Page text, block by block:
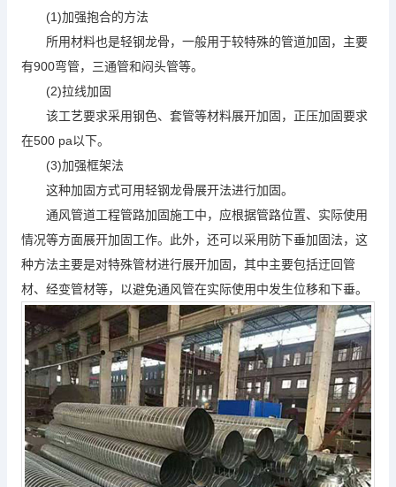
(1)加强抱合的方法
所用材料也是轻钢龙骨，一般用于较特殊的管道加固，主要
有900弯管，三通管和闷头管等。
(2)拉线加固
该工艺要求采用钢色、套管等材料展开加固，正压加固要求
在500 pa以下。
(3)加强框架法
这种加固方式可用轻钢龙骨展开法进行加固。
通风管道工程管路加固施工中，应根据管路位置、实际使用
情况等方面展开加固工作。此外，还可以采用防下垂加固法，这
种方法主要是对特殊管材进行展开加固，其中主要包括迂回管
材、经变管材等，以避免通风管在实际使用中发生位移和下垂。